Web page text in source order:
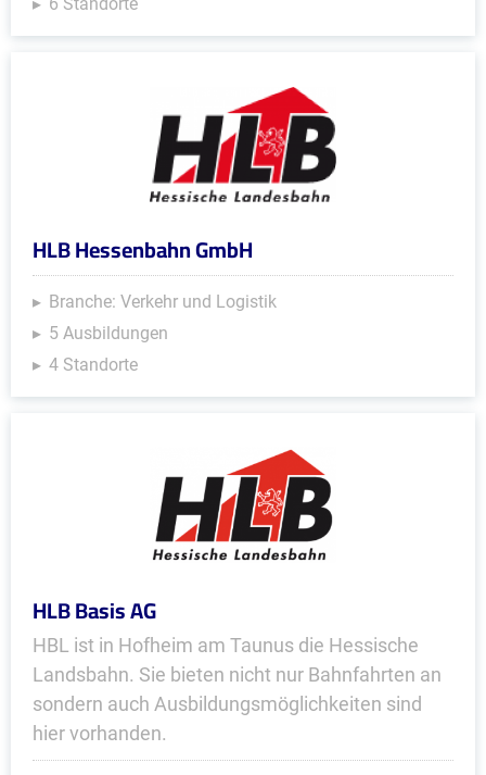
HLB Hessenbahn GmbH
Branche: Verkehr und Logistik
5 Ausbildungen
4 Standorte
HLB Basis AG
HBL ist in Hofheim am Taunus die Hessische
Landsbahn. Sie bieten nicht nur Bahnfahrten an
sondern auch Ausbildungsmöglichkeiten sind
hier vorhanden.